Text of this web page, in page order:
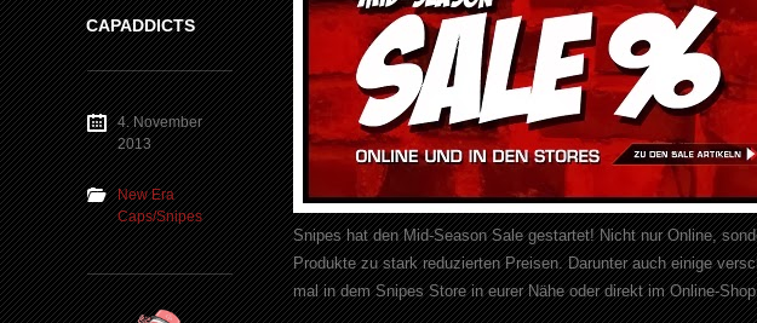
Snipes hat den Mid-Season Sale gestartet! Nicht nur Online,
Produkte zu stark reduzierten Preisen. Darunter auch einige
mal in dem Snipes Store in eurer Nähe oder direkt im Online-
CAPADDICTS
4. November
2013
New Era
Caps/Snipes